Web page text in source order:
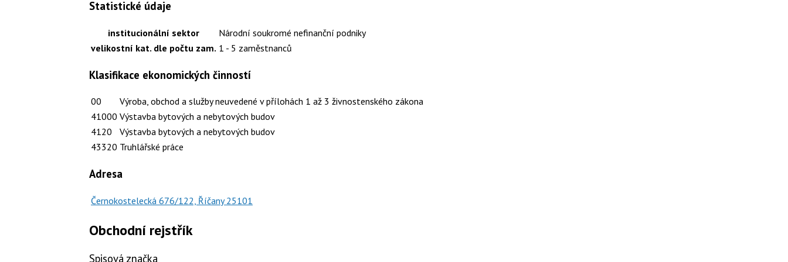
Statistické údaje
institucionální sektor
Národní soukromé nefinanční podniky
velikostní kat. dle počtu zam. 1 - 5 zaměstnanců
Klasifikace ekonomických činností
00
Výroba, obchod a služby neuvedené v přílohách 1 až 3 živnostenského zákona
41000 Výstavba bytových a nebytových budov
4120
Výstavba bytových a nebytových budov
43320 Truhlářské práce
Adresa
Černokostelecká 676/122, Říčany 25101
Obchodní rejstřík
Spisová značka